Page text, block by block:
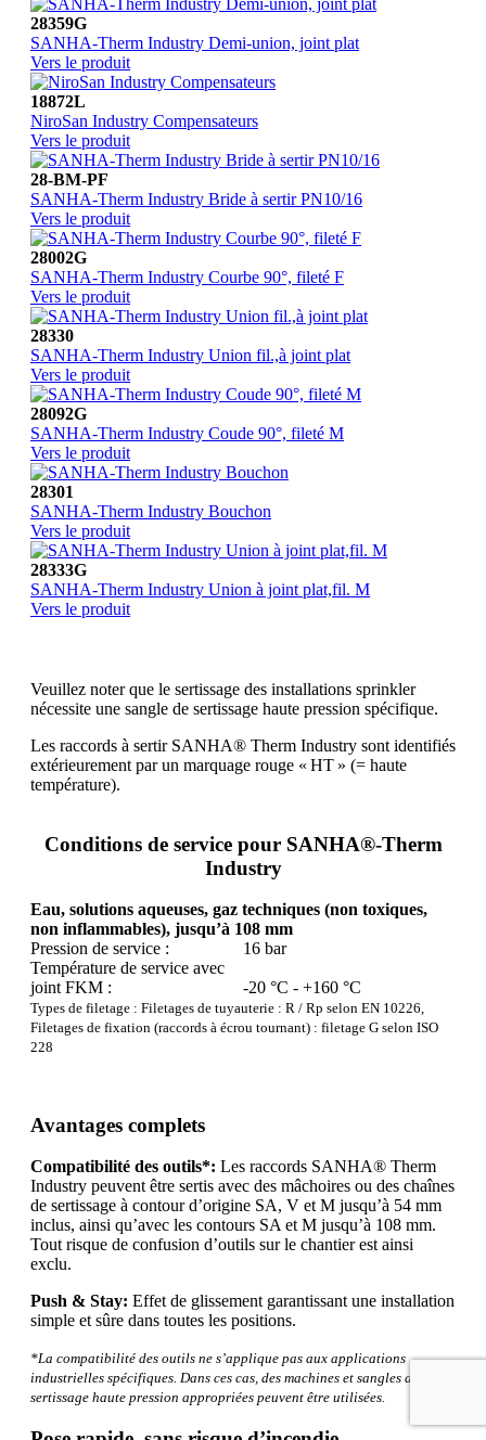
28359G
SANHA-Therm Industry Demi-union, joint plat
Vers le produit
18872L
NiroSan Industry Compensateurs
Vers le produit
28-BM-PF
SANHA-Therm Industry Bride à sertir PN10/16
Vers le produit
28002G
SANHA-Therm Industry Courbe 90°, fileté F
Vers le produit
28330
SANHA-Therm Industry Union fil.,à joint plat
Vers le produit
28092G
SANHA-Therm Industry Coude 90°, fileté M
Vers le produit
28301
SANHA-Therm Industry Bouchon
Vers le produit
28333G
SANHA-Therm Industry Union à joint plat,fil. M
Vers le produit
Veuillez noter que le sertissage des installations sprinkler
nécessite une sangle de sertissage haute pression spécifique.
Les raccords à sertir SANHA® Therm Industry sont identifiés
extérieurement par un marquage rouge « HT » (= haute
température).
Conditions de service pour SANHA®‑Therm
Industry
Eau, solutions aqueuses, gaz techniques (non toxiques,
non inflammables), jusqu’à 108 mm
Pression de service :
16 bar
Température de service avec
joint FKM :
-20 °C - +160 °C
Types de filetage : Filetages de tuyauterie : R / Rp selon EN 10226,
Filetages de fixation (raccords à écrou tournant) : filetage G selon ISO
228
Avantages complets
Compatibilité des outils*: Les raccords SANHA® Therm
Industry peuvent être sertis avec des mâchoires ou des chaînes
de sertissage à contour d’origine SA, V et M jusqu’à 54 mm
inclus, ainsi qu’avec les contours SA et M jusqu’à 108 mm.
Tout risque de confusion d’outils sur le chantier est ainsi
exclu.
Push & Stay: Effet de glissement garantissant une installation
simple et sûre dans toutes les positions.
*La compatibilité des outils ne s’applique pas aux applications
industrielles spécifiques. Dans ces cas, des machines et sangles de
sertissage haute pression appropriées peuvent être utilisées.